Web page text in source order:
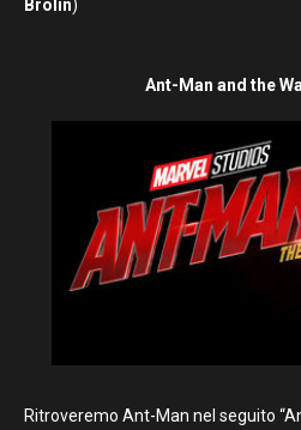
Brolin)
Ant-Man and the
Ritroveremo Ant-Man nel seguito